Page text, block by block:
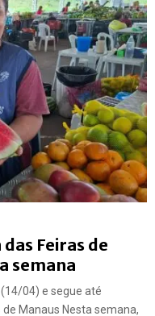
Feiras de
semana
04) e segue até
Manaus Nesta semana,